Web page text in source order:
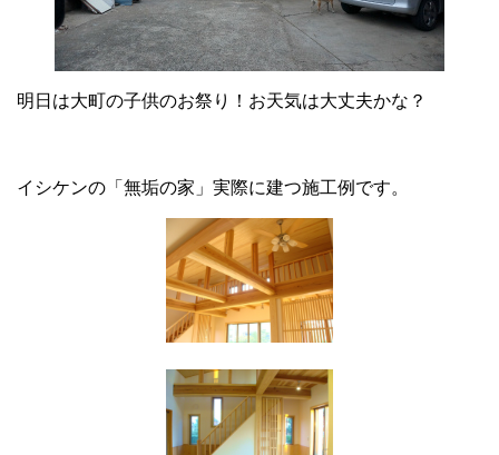
明日は大町の子供のお祭り！お天気は大丈夫かな？
イシケンの「無垢の家」実際に建つ施工例です。